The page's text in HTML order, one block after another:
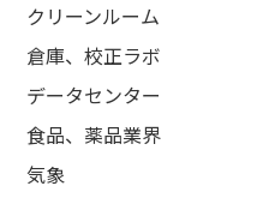
クリーンルーム
倉庫、校正ラボ
データセンター
食品、薬品業界
気象